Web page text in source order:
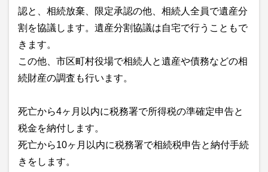
認と、相続放棄、限定承認の他、相続人全員で遺産分
割を協議します。遺産分割協議は自宅で行うこともで
きます。
この他、市区町村役場で相続人と遺産や債務などの相
続財産の調査も行います。
死亡から4ヶ月以内に税務署で所得税の準確定申告と
税金を納付します。
死亡から10ヶ月以内に税務署で相続税申告と納付手続
きをします。